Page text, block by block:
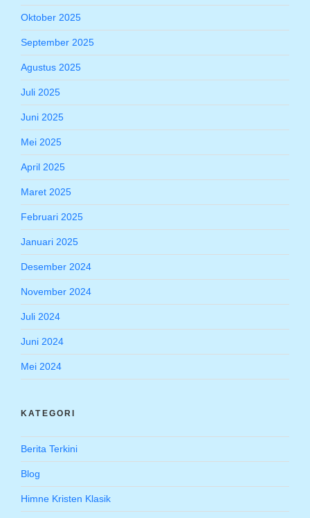
Oktober 2025
September 2025
Agustus 2025
Juli 2025
Juni 2025
Mei 2025
April 2025
Maret 2025
Februari 2025
Januari 2025
Desember 2024
November 2024
Juli 2024
Juni 2024
Mei 2024
KATEGORI
Berita Terkini
Blog
Himne Kristen Klasik